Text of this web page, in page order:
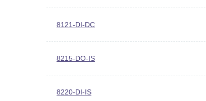
8121-DI-DC
8215-DO-IS
8220-DI-IS